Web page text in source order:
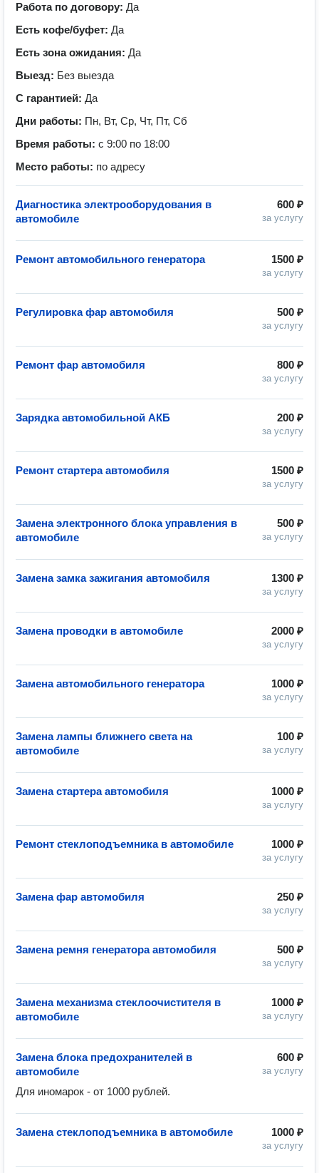
Работа по договору: Да
Есть кофе/буфет: Да
Есть зона ожидания: Да
Выезд: Без выезда
С гарантией: Да
Дни работы: Пн, Вт, Ср, Чт, Пт, Сб
Время работы: с 9:00 по 18:00
Место работы: по адресу
600 ₽
за услугу
Диагностика электрооборудования в
автомобиле
1500 ₽
за услугу
Ремонт автомобильного генератора
500 ₽
за услугу
Регулировка фар автомобиля
800 ₽
за услугу
Ремонт фар автомобиля
200 ₽
за услугу
Зарядка автомобильной АКБ
1500 ₽
за услугу
Ремонт стартера автомобиля
500 ₽
за услугу
Замена электронного блока управления в
автомобиле
1300 ₽
за услугу
Замена замка зажигания автомобиля
2000 ₽
за услугу
Замена проводки в автомобиле
1000 ₽
за услугу
Замена автомобильного генератора
100 ₽
за услугу
Замена лампы ближнего света на
автомобиле
1000 ₽
за услугу
Замена стартера автомобиля
1000 ₽
за услугу
Ремонт стеклоподъемника в автомобиле
250 ₽
за услугу
Замена фар автомобиля
500 ₽
за услугу
Замена ремня генератора автомобиля
1000 ₽
за услугу
Замена механизма стеклоочистителя в
автомобиле
600 ₽
за услугу
Замена блока предохранителей в
автомобиле
Для иномарок - от 1000 рублей.
1000 ₽
за услугу
Замена стеклоподъемника в автомобиле